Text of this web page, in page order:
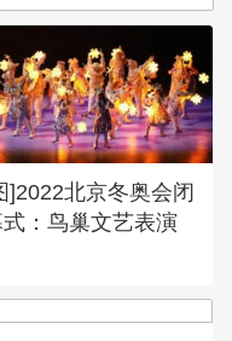
]2022北京冬奥会闭
：鸟巢文艺表演